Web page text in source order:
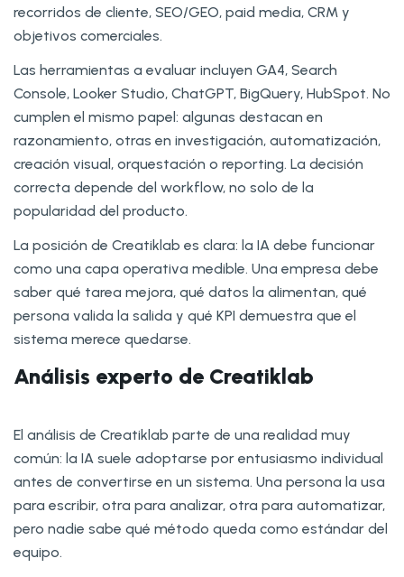
recorridos de cliente, SEO/GEO, paid media, CRM y
objetivos comerciales.
Las herramientas a evaluar incluyen GA4, Search
Console, Looker Studio, ChatGPT, BigQuery, HubSpot. No
cumplen el mismo papel: algunas destacan en
razonamiento, otras en investigación, automatización,
creación visual, orquestación o reporting. La decisión
correcta depende del workflow, no solo de la
popularidad del producto.
La posición de Creatiklab es clara: la IA debe funcionar
como una capa operativa medible. Una empresa debe
saber qué tarea mejora, qué datos la alimentan, qué
persona valida la salida y qué KPI demuestra que el
sistema merece quedarse.
Análisis experto de Creatiklab
El análisis de Creatiklab parte de una realidad muy
común: la IA suele adoptarse por entusiasmo individual
antes de convertirse en un sistema. Una persona la usa
para escribir, otra para analizar, otra para automatizar,
pero nadie sabe qué método queda como estándar del
equipo.